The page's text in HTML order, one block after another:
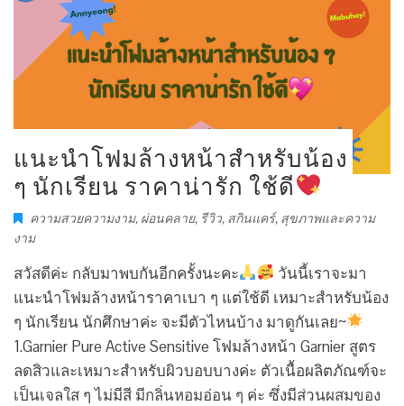
แนะนำโฟมล้างหน้าสำหรับน้อง
ๆ นักเรียน ราคาน่ารัก ใช้ดี
ความสวยความงาม, ผ่อนคลาย, รีวิว, สกินแคร์, สุขภาพและความ
งาม
สวัสดีค่ะ กลับมาพบกันอีกครั้งนะคะ
วันนี้เราจะมา
แนะนำโฟมล้างหน้าราคาเบา ๆ แต่ใช้ดี เหมาะสำหรับน้อง
ๆ นักเรียน นักศึกษาค่ะ จะมีตัวไหนบ้าง มาดูกันเลย~
1.Garnier Pure Active Sensitive โฟมล้างหน้า Garnier สูตร
ลดสิวและเหมาะสำหรับผิวบอบบางค่ะ ตัวเนื้อผลิตภัณฑ์จะ
เป็นเจลใส ๆ ไม่มีสี มีกลิ่นหอมอ่อน ๆ ค่ะ ซึ่งมีส่วนผสมของ